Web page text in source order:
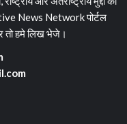
News Network पोर्टल
तो हमे लिख भेजे।